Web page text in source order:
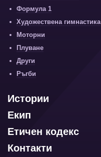
Формула 1
Художествена гимнастика
Моторни
Плуване
Други
Ръгби
Истории
Екип
Етичен кодекс
Контакти